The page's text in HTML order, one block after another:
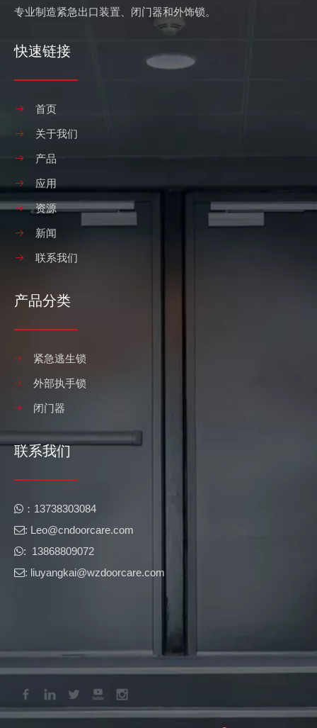
紧急逃生锁是安装在公共场所防盗门上的逃生机械锁。欧美已
专业研发、制造门锁的工厂。
第131届广交会4月24日圆满闭幕
专业制造紧急出口装置、闭门器和外饰锁。
快速链接
首页
关于我们
产品
应用
资源
新闻
联系我们
产品分类
紧急逃生锁
外部执手锁
闭门器
联系我们
 ​​：13738303084
: Leo@cndoorcare.com​​​​​​​
: 13868809072
: liuyangkai@wzdoorcare.com